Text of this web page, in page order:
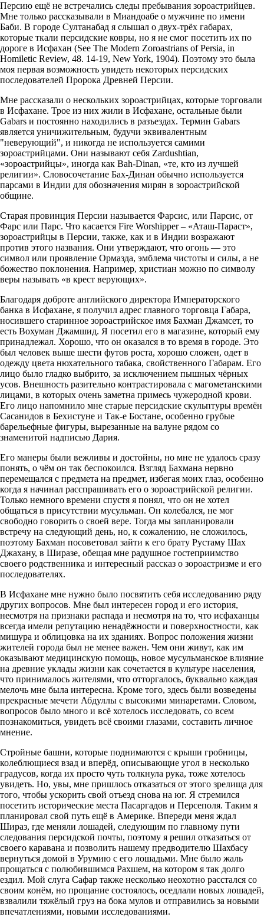
Персию ещё не встречались следы пребывания зороастрийцев.
Мне только рассказывали в Миандоабе о мужчине по имени
Баби. В городе Султанабад я слышал о двух-трёх габарах,
которые ткали персидские ковры, но я не смог посетить их по
дороге в Исфахан (See The Modern Zoroastrians of Persia, in
Homiletic Review, 48. 14-19, New York, 1904). Поэтому это была
моя первая возможность увидеть некоторых персидских
последователей Пророка Древней Персии.
Мне рассказали о нескольких зороастрийцах, которые торговали
в Исфахане. Трое из них жили в Исфахане, остальные были
Gabars и постоянно находились в разъездах. Термин Gabars
является уничижительным, будучи эквивалентным
"неверующий", и никогда не используется самими
зороастрийцами. Они называют себя Zardushtian,
«зороастрийцы», иногда как Bah-Dinan, «те, кто из лучшей
религии». Словосочетание Бах-Динан обычно используется
парсами в Индии для обозначения мирян в зороастрийской
общине.
Старая провинция Персии называется Фарсис, или Парсис, от
Фарс или Парс. Что касается Fire Worshipper – «Аташ-Параст»,
зороастрийцы в Персии, также, как и в Индии возражают
против этого названия. Они утверждают, что огонь — это
символ или проявление Ормазда, эмблема чистоты и силы, а не
божество поклонения. Например, христиан можно по символу
веры называть «в крест верующих».
Благодаря доброте английского директора Императорского
банка в Исфахане, я получил адрес главного торговца Габара,
носившего старинное зороастрийское имя Бахман Джамсет, то
есть Вохуман Джамшид. Я посетил его в магазине, который ему
принадлежал. Хорошо, что он оказался в то время в городе. Это
был человек выше шести футов роста, хорошо сложен, одет в
одежду цвета нюхательного табака, свойственного Габарам. Его
лицо было гладко выбрито, за исключением пышных чёрных
усов. Внешность разительно контрастировала с магометанскими
лицами, в которых очень заметна примесь чужеродной крови.
Его лицо напомнило мне старые персидские скульптуры времён
Сасанидов в Бехистуне и Так-е Бостане, особенно грубые
барельефные фигуры, вырезанные на валуне рядом со
знаменитой надписью Дария.
Его манеры были вежливы и достойны, но мне не удалось сразу
понять, о чём он так беспокоился. Взгляд Бахмана нервно
перемещался с предмета на предмет, избегая моих глаз, особенно
когда я начинал расспрашивать его о зороастрийской религии.
Только немного времени спустя я понял, что он не хотел
общаться в присутствии мусульман. Он колебался, не мог
свободно говорить о своей вере. Тогда мы запланировали
встречу на следующий день, но, к сожалению, не сложилось,
поэтому Бахман посоветовал зайти к его брату Рустаму Шах
Джахану, в Ширазе, обещая мне радушное гостеприимство
своего родственника и интересный рассказ о зороастризме и его
последователях.
В Исфахане мне нужно было посвятить себя исследованию ряду
других вопросов. Мне был интересен город и его история,
несмотря на признаки распада и несмотря на то, что исфаханцы
всегда имели репутацию ненадёжности и поверхностности, как
мишура и облицовка на их зданиях. Вопрос положения жизни
жителей города был не менее важен. Чем они живут, как им
оказывают медицинскую помощь, новое мусульманское влияние
на древние уклады жизни как сочетается в культуре населения,
что принималось жителями, что отторгалось, буквально каждая
мелочь мне была интересна. Кроме того, здесь были возведены
прекрасные мечети Абдуллы с высокими минаретами. Словом,
вопросов было много и всё хотелось исследовать, со всем
познакомиться, увидеть всё своими глазами, составить личное
мнение.
Стройные башни, которые поднимаются с крыши гробницы,
колеблющиеся взад и вперёд, описывающие угол в несколько
градусов, когда их просто чуть толкнула рука, тоже хотелось
увидеть. Но, увы, мне пришлось отказаться от этого зрелища для
того, чтобы ускорить свой отъезд снова на юг. Я стремился
посетить исторические места Пасаргадов и Персеполя. Таким я
планировал свой путь ещё в Америке. Впереди меня ждал
Шираз, где меняли лошадей, следующим по главному пути
следования персидской почты, поэтому я решил отказаться от
своего каравана и позволить нашему предводителю Шахбасу
вернуться домой в Урумию с его лошадьми. Мне было жаль
прощаться с полюбившимся Рахшем, на котором я так долго
ездил. Мой слуга Сафар также несколько неохотно расстался со
своим конём, но прощание состоялось, оседлали новых лошадей,
взвалили тяжёлый груз на бока мулов и отправились за новыми
впечатлениями, новыми исследованиями.